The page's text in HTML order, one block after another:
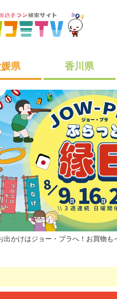
県 香川県
出かけはジョー・プラへ！お買物